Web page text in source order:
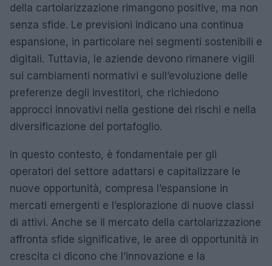
della cartolarizzazione rimangono positive, ma non
senza sfide. Le previsioni indicano una continua
espansione, in particolare nei segmenti sostenibili e
digitali. Tuttavia, le aziende devono rimanere vigili
sui cambiamenti normativi e sull’evoluzione delle
preferenze degli investitori, che richiedono
approcci innovativi nella gestione dei rischi e nella
diversificazione del portafoglio.
In questo contesto, è fondamentale per gli
operatori del settore adattarsi e capitalizzare le
nuove opportunità, compresa l’espansione in
mercati emergenti e l’esplorazione di nuove classi
di attivi. Anche se il mercato della cartolarizzazione
affronta sfide significative, le aree di opportunità in
crescita ci dicono che l’innovazione e la